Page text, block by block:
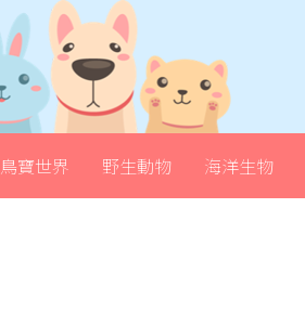
鳥寶世界 野生動物 海洋生物